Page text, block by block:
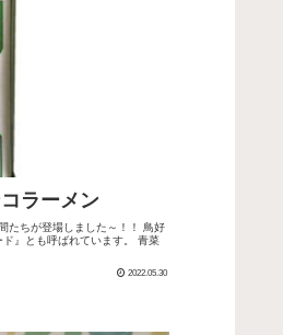
ラーメン
たちが登場しました～！！ 鳥好
』とも呼ばれています。 青菜
2022.05.30